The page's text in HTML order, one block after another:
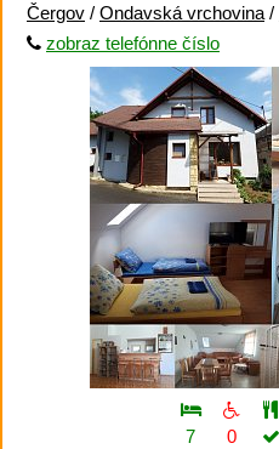
Čergov / Ondavská vrchovina /
zobraz telefónne číslo
7
0